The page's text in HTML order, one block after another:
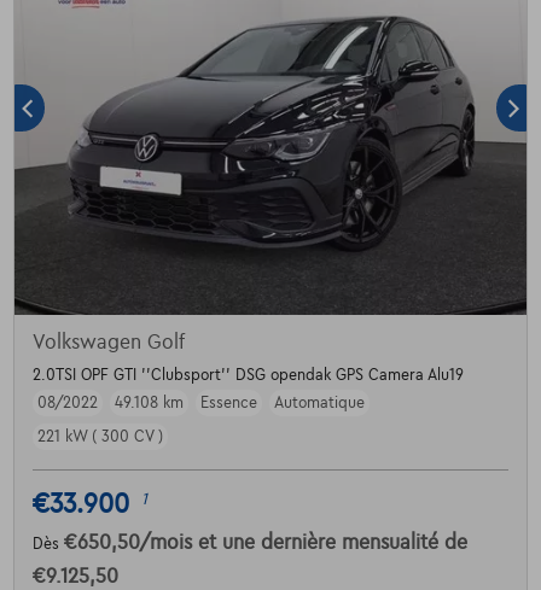
Volkswagen Golf
2.0TSI OPF GTI ''Clubsport'' DSG opendak GPS Camera Alu19
08/2022
49.108 km Essence
Automatique
221 kW ( 300 CV )
€33.900 1
Dès €650,50/mois et une dernière mensualité de
€9.125,50